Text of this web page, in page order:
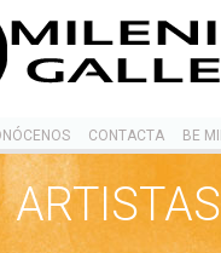
CONTACTA BE
ARTISTAS